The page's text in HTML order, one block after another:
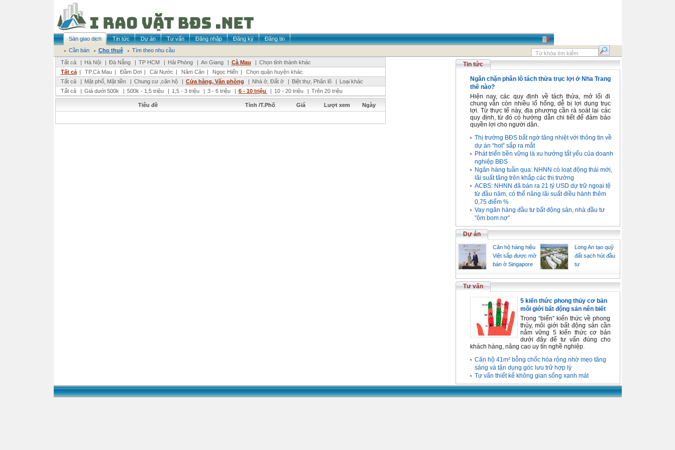
Sàn giao dịch Tin tức Dự án Tư vấn Đăng nhập Đăng ký
Đăng tin
Cần bán
Cho thuê
Tìm theo nhu cầu
Tất cả
| Hà Nội | Đà Nẵng | TP HCM | Hải Phòng | An Giang | Cà Mau | Chọn tỉnh thành khác
Tất cả | TP.Cà Mau | Đầm Dơi | Cái Nước | Năm Căn | Ngọc Hiển |
Chọn quận huyện khác
Tất cả
| Mặt phố, Mặt tiền | Chung cư ,căn hộ | Cửa hàng, Văn phòng | Nhà ở, Đất ở | Biệt thự, Phân lô | Loại khác
Tất cả
| Giá dưới 500k | 500k - 1,5 triệu | 1,5 - 3 triệu | 3 - 6 triệu | 6 - 10 triệu | 10 - 20 triệu | Trên 20 triệu
Tiêu đề Tỉnh /T.Phố Giá Lượt xem Ngày
Tin tức
Ngăn chặn phân lô tách thửa trục lợi ở Nha Trang
thế nào?
Hiện nay, các quy định về tách thửa, mở lối đi
chung vẫn còn nhiều lổ hổng, dễ bị lợi dụng trục
lợi. Từ thực tế này, địa phương cần rà soát lại các
quy định, từ đó có hướng dẫn chi tiết để đảm bảo
quyền lợi cho người dân.
Thị trường BĐS bất ngờ tăng nhiệt với thông tin về
dự án “hot” sắp ra mắt
Phát triển bền vững là xu hướng tất yếu của doanh
nghiệp BĐS
Ngân hàng tuần qua: NHNN có loạt động thái mới,
lãi suất tăng trên khắp các thị trường
ACBS: NHNN đã bán ra 21 tỷ USD dự trữ ngoại tệ
từ đầu năm, có thể nâng lãi suất điều hành thêm
0,75 điểm %
Vay ngân hàng đầu tư bất động sản, nhà đầu tư
"ôm bom nợ"
Dự án
Căn hộ hàng hiệu
Việt sắp được mở
bán ở Singapore
Long An tạo quỹ
đất sạch hút đầu
tư
Tư vấn
5 kiến thức phong thủy cơ bản
môi giới bất động sản nên biết
Trong “biển” kiến thức về phong
thủy, môi giới bất động sản cần
nắm vững 5 kiến thức cơ bản
dưới đây để tư vấn đúng cho
khách hàng, nâng cao uy tín nghề nghiệp.
Căn hộ 41m² bỗng chốc hóa rộng nhờ mẹo tăng
sáng và tận dụng góc lưu trữ hợp lý
Tư vấn thiết kế không gian sống xanh mát